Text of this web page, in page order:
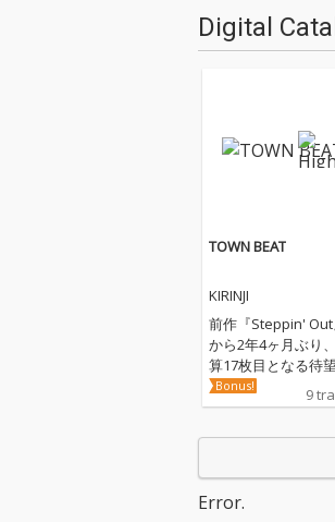
Digital
TOWN BEAT
KIRINJI
前作『Steppin' Out
から2年4ヶ月ぶり
算17枚目となる待
新作アルバム『
BEAT』。本作は、
を収録した全9曲入
Bonus! 9
Error.